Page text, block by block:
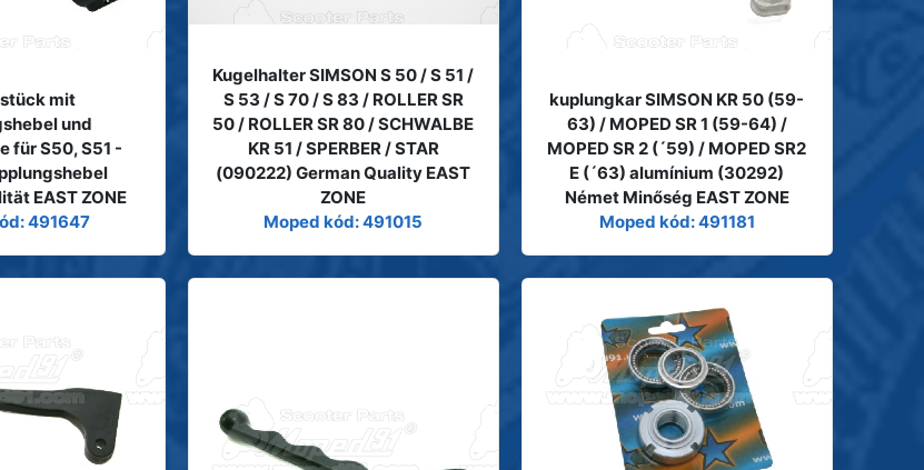
mit
und
für S50, S51 -
EAST ZONE
491647
Kugelhalter SIMSON S 50 / S 51 /
S 53 / S 70 / S 83 / ROLLER SR
50 / ROLLER SR 80 / SCHWALBE
KR 51 / SPERBER / STAR
(090222) German Quality EAST
ZONE
Moped kód: 491015
kuplungkar SIMSON KR 50 (59-
63) / MOPED SR 1 (59-64) /
MOPED SR 2 (´59) / MOPED SR2
E (´63) alumínium (30292)
Német Minőség EAST ZONE
Moped kód: 491181